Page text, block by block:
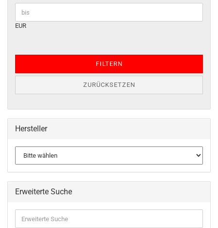
EUR
FILTERN
ZURÜCKSETZEN
Hersteller
Erweiterte Suche